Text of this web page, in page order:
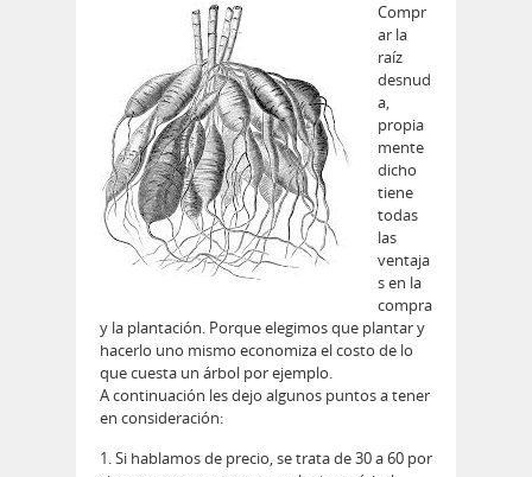
Compr
ar la
raíz
desnud
a,
propia
mente
dicho
tiene
todas
las
ventaja
s en la
compra
y la plantación. Porque elegimos que plantar y
hacerlo uno mismo economiza el costo de lo
que cuesta un árbol por ejemplo.
A continuación les dejo algunos puntos a tener
en consideración:
1. Si hablamos de precio, se trata de 30 a 60 por